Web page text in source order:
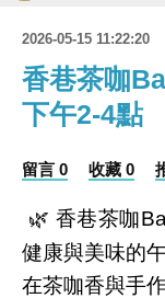
2026-05-15 11:22:20
香巷茶咖
下午2-4點
留言 0 收藏 0
🌿 香巷茶咖
健康與美味的
在茶咖香與手